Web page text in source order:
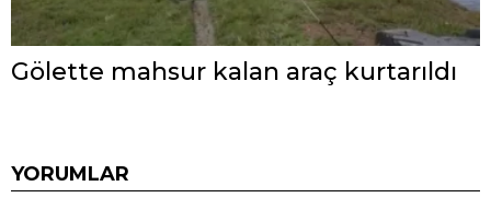
Gölette mahsur kalan araç kurtarıldı
YORUMLAR